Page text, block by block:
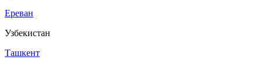
Ереван
Узбекистан
Ташкент